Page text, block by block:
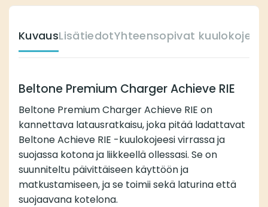
KuvausLisätiedotYhteensopivat kuulokojeet
Beltone Premium Charger Achieve RIE
Beltone Premium Charger Achieve RIE on
kannettava latausratkaisu, joka pitää ladattavat
Beltone Achieve RIE -kuulokojeesi virrassa ja
suojassa kotona ja liikkeellä ollessasi. Se on
suunniteltu päivittäiseen käyttöön ja
matkustamiseen, ja se toimii sekä laturina että
suojaavana kotelona.